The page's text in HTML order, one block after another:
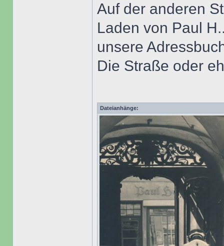
Auf der anderen
Laden von Paul
unsere
Die Straße oder
Dateianhänge: